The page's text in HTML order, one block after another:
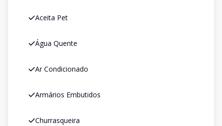
Aceita Pet
Água Quente
Ar Condicionado
Armários Embutidos
Churrasqueira